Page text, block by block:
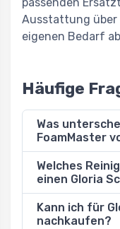
Ausstattung über
eigenen Bedarf
Häufige
Was
FoamMaster
Welches
einen Gloria
Kann ich für
nachkaufen?